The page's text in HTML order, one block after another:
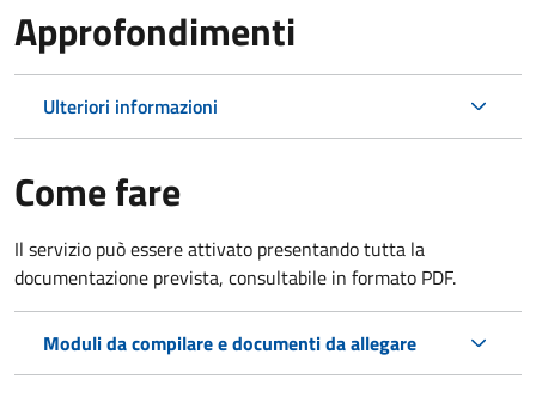
Approfondimenti
Ulteriori informazioni
Come fare
Il servizio può essere attivato presentando tutta la
documentazione prevista, consultabile in formato PDF.
Moduli da compilare e documenti da allegare